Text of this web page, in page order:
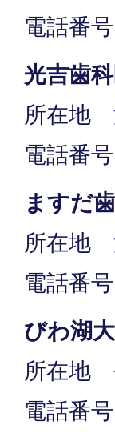
電話番
光吉歯
所在地
電話番
ますだ
所在地
電話番
びわ湖
所在地
電話番